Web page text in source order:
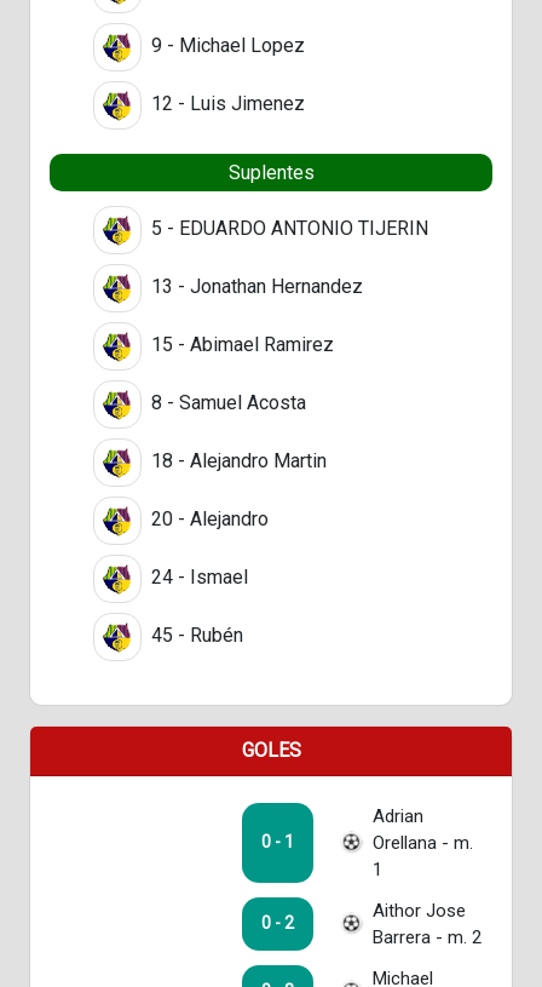
9 - Michael Lopez
12 - Luis Jimenez
Suplentes
5 - EDUARDO ANTONIO TIJERIN
13 - Jonathan Hernandez
15 - Abimael Ramirez
8 - Samuel Acosta
18 - Alejandro Martin
20 - Alejandro
24 - Ismael
45 - Rubén
GOLES
0 - 1
Adrian
Orellana - m.
1
0 - 2
Aithor Jose
Barrera - m. 2
Michael